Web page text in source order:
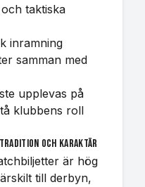
taktiska
inramning
samman med
upplevas på
klubbens roll
och karaktär
är hög
till derbyn,